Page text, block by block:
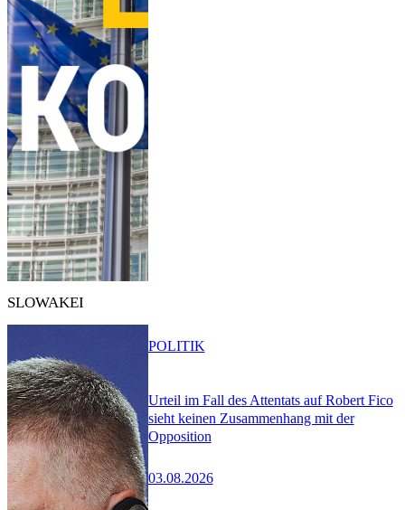
SLOWAKEI
Urteil im Fall des Attentats auf Robert Fico
sieht keinen Zusammenhang mit der
Opposition
03.08.2026
POLITIK